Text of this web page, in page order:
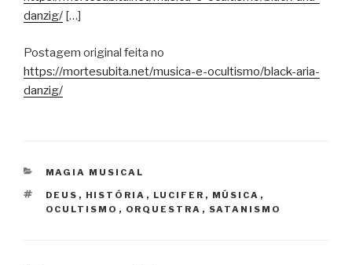
danzig/ […]
Postagem original feita no
https://mortesubita.net/musica-e-ocultismo/black-aria-
danzig/
CATEGORIAS
MAGIA MUSICAL
TAGS
DEUS , HISTÓRIA , LUCIFER , MÚSICA ,
OCULTISMO , ORQUESTRA , SATANISMO